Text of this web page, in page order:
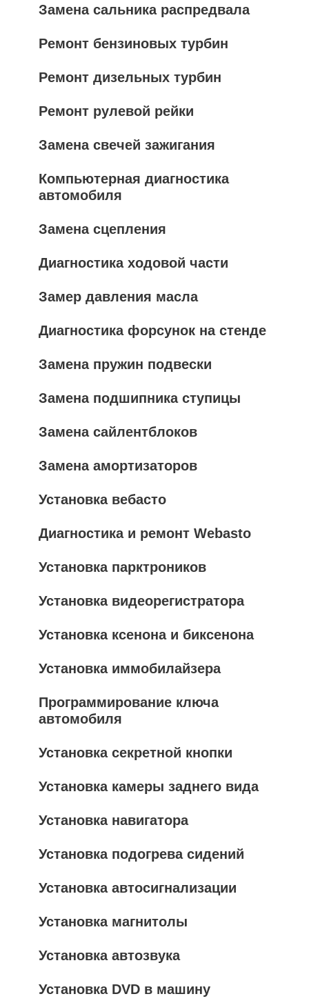
Замена сальника распредвала
Ремонт бензиновых турбин
Ремонт дизельных турбин
Ремонт рулевой рейки
Замена свечей зажигания
Компьютерная диагностика
автомобиля
Замена сцепления
Диагностика ходовой части
Замер давления масла
Диагностика форсунок на стенде
Замена пружин подвески
Замена подшипника ступицы
Замена сайлентблоков
Замена амортизаторов
Установка вебасто
Диагностика и ремонт Webasto
Установка парктроников
Установка видеорегистратора
Установка ксенона и биксенона
Установка иммобилайзера
Программирование ключа
автомобиля
Установка секретной кнопки
Установка камеры заднего вида
Установка навигатора
Установка подогрева сидений
Установка автосигнализации
Установка магнитолы
Установка автозвука
Установка DVD в машину